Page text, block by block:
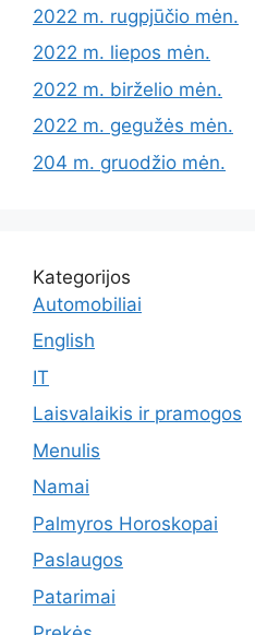
2022 m. rugpjūčio mėn.
2022 m. liepos mėn.
2022 m. birželio mėn.
2022 m. gegužės mėn.
204 m. gruodžio mėn.
Kategorijos
Automobiliai
English
IT
Laisvalaikis ir pramogos
Menulis
Namai
Palmyros Horoskopai
Paslaugos
Patarimai